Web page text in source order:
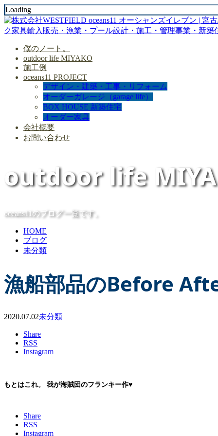
Loading
僕のノート。
outdoor life MIYAKO
施工例
oceans11 PROJECT
デザイン・建築・工事・リフォーム
オーダーガレージ（garage life）
BOX HOUSE 新築住宅
オーダー家具
会社概要
お問い合わせ
outdoor life
oceans11のブログ一覧です。
HOME
ブログ
未分類
漁船部品のBefore
2020.07.02未分類
Share
RSS
Instagram
もとはこれ。 我が海賊団のフランキー作♥
Share
RSS
Instagram